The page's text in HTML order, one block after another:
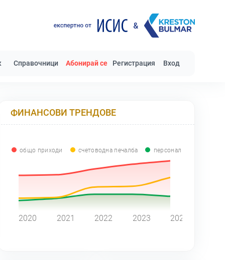
Справочници Абонирай се Регистрация Вход
ФИНАНСОВИ ТРЕНДОВЕ
общо приходи счетоводна печалба персонал
2020 2021 2022 2023 2024